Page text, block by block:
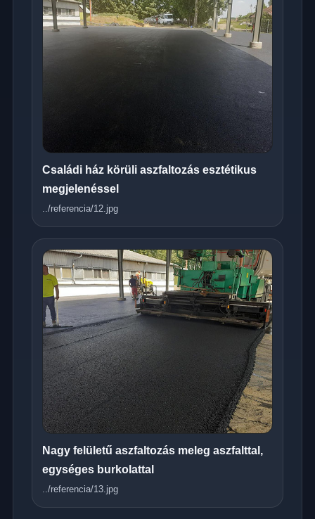
Családi ház körüli aszfaltozás esztétikus
megjelenéssel
../referencia/12.jpg
Nagy felületű aszfaltozás meleg aszfalttal,
egységes burkolattal
../referencia/13.jpg